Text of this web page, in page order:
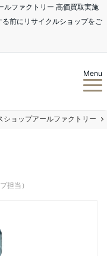
ルファクトリー 高価買取実施
前にリサイクルショップをご
Menu
ショップアールファクトリー
担当）